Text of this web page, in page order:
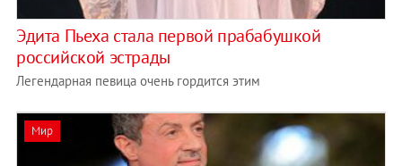
Эдита Пьеха стала первой прабабушкой
российской эстрады
Легендарная певица очень гордится этим
Мир